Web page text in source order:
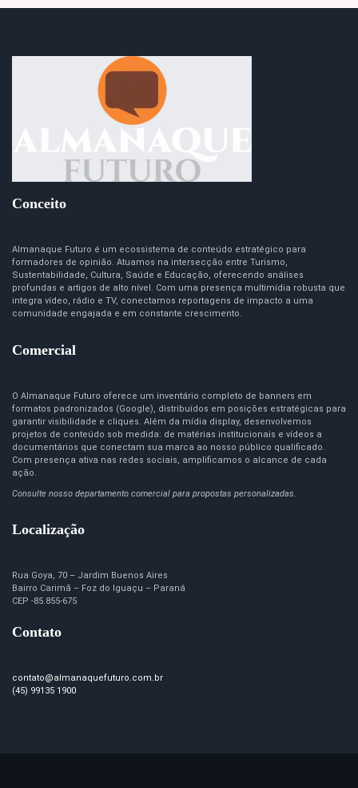
Conceito
Almanaque Futuro é um ecossistema de conteúdo estratégico para
formadores de opinião. Atuamos na intersecção entre Turismo,
Sustentabilidade, Cultura, Saúde e Educação, oferecendo análises
profundas e artigos de alto nível. Com uma presença multimídia robusta que
integra vídeo, rádio e TV, conectamos reportagens de impacto a uma
comunidade engajada e em constante crescimento.
Comercial
O Almanaque Futuro oferece um inventário completo de banners em
formatos padronizados (Google), distribuídos em posições estratégicas para
garantir visibilidade e cliques. Além da mídia display, desenvolvemos
projetos de conteúdo sob medida: de matérias institucionais e vídeos a
documentários que conectam sua marca ao nosso público qualificado.
Com presença ativa nas redes sociais, amplificamos o alcance de cada
ação.
Consulte nosso departamento comercial para propostas personalizadas.
Localização
Rua Goya, 70 – Jardim Buenos Aires
Bairro Carimã – Foz do Iguaçu – Paraná
CEP -85.855-675
Contato
contato@almanaquefuturo.com.br
(45) 99135 1900